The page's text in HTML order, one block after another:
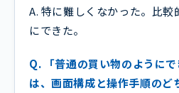
A. 特に難しくなかった。比較
にできた。
Q. 「普通の買い物のように
は、画面構成と操作手順のど